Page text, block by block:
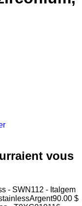
vous
Argent90.00 $